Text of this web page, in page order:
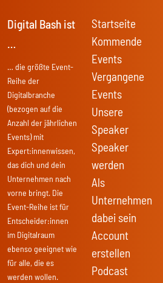
Digital Bash ist
…
… die größte Event-
Reihe der
Digitalbranche
(bezogen auf die
Anzahl der jährlichen
Events) mit
Expert:innenwissen,
das dich und dein
Unternehmen nach
vorne bringt. Die
Event-Reihe ist für
Entscheider:innen
im Digitalraum
ebenso geeignet wie
für alle, die es
werden wollen.
Startseite
Kommende
Events
Vergangene
Events
Unsere
Speaker
Speaker
werden
Als
Unternehmen
dabei sein
Account
erstellen
Podcast